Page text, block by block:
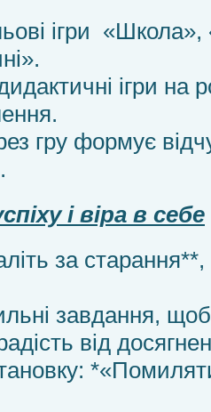
ігри «Школа»,
ігри на
гру формує
і віра в себе
за
завдання,
від